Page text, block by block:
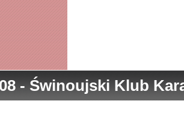
- Świnoujski Klub